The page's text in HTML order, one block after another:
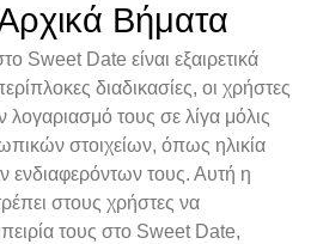
Βήματα
Sweet Date είναι εξαιρετικά
διαδικασίες, οι χρήστες
τους σε λίγα μόλις
στοιχείων, όπως ηλικία
ενδιαφερόντων τους. Αυτή η
στους χρήστες να
τους στο Sweet Date,